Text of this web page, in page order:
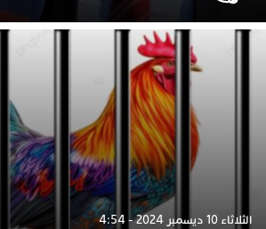
الثلاثاء 10 ديسمبر 2024 - 4:54